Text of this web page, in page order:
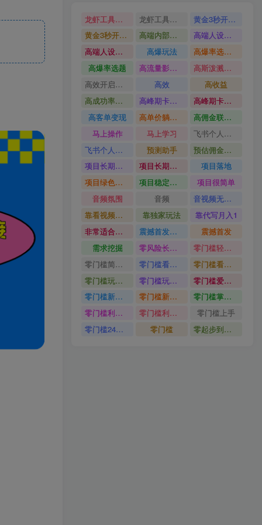
龙虾工具完整部署教学图文视频理财多赛道AI变现 龙虾工具完整部署教学
黄金3秒开头与标题海报玩法六大运营硬核技能高效变现
黄金3秒开头与标题海报玩法
高端内部魔灵召唤挂G打金
高端人设搭建积累客户信任图文剪辑谈单转化实操教学
高端人设搭建积累客户信任
高爆玩法
高爆率选题方法
高爆率选题
高流量影视片
高斯泼溅与游戏化交互课程
高效开启跨境賺钱新通道
高效
高收益
高成功率爆款全流程打法
高峰期卡顿利润被抽干私域直播核心痛点解析
高峰期卡顿利润被抽干
高客单变现
高单价躺賺玩法
高佣金联盟课
马上操作
马上学习
飞书个人版100G注册教程无需额外扩容
飞书个人版100G注册教程
预测助手
预估佣金有2200
项目长期稳定宝妈上班族既能兼职增收
项目长期稳定
项目落地
项目绿色长久
项目稳定落地两年以上
项目很简单
音频氛围
音频
音视频无损切割剪辑神器
靠看视频就能在YouTube上賺到钱
靠独家玩法
靠代写月入1
非常适合小白快速上手
震撼首发小白利用电脑做游戏搬砖
震撼首发
需求挖掘
零风险长期做
零门槛轻资产创业
零门槛简单易上手
零门槛看完就能上手只需一部手机轻松日收30
零门槛看完就能上手
零门槛玩转伙伴计划与精选独家单日稳定收益1k
零门槛玩转伙伴计划与精选独家
零门槛爱奇艺变现冷门赛道
零门槛新手快速入门闲鱼电商日赚百元新手必看教程
零门槛新手快速入门闲鱼电商日赚百元
零门槛掌握汽车赛道变现玩法
零门槛利用AI只需几分钟轻松做出带货短视频
零门槛利用AI
零门槛上手
零门槛24小时无人值守被动创收项目
零门槛 零起步到独立实操